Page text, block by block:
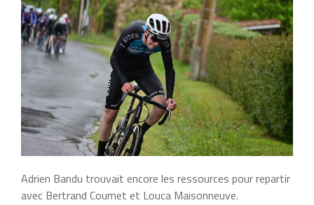
Adrien Bandu trouvait encore les ressources pour repartir
avec Bertrand Coumet et Louca Maisonneuve.